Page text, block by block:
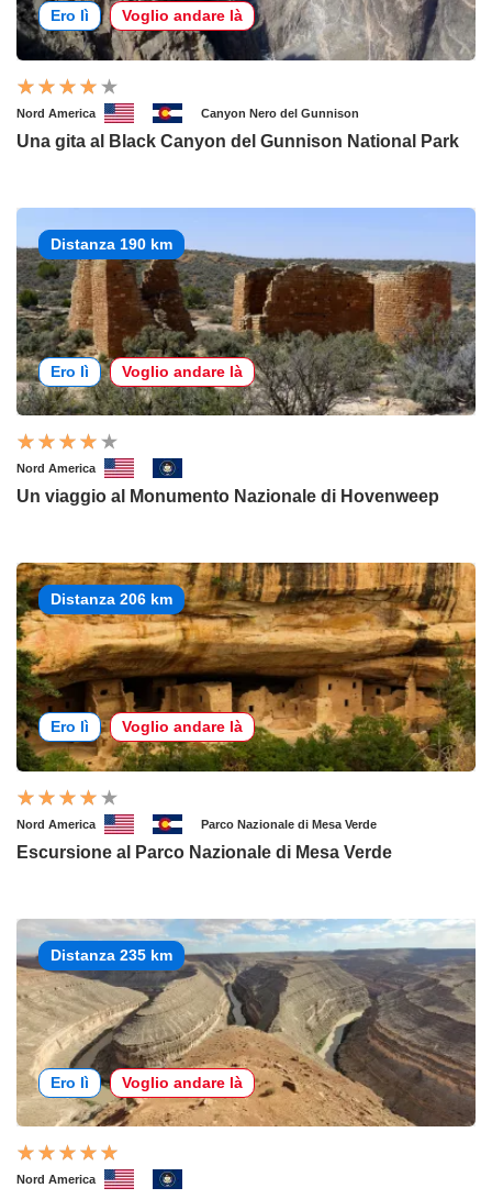
Ero lì Voglio andare là
Nord America Canyon Nero del Gunnison
Una gita al Black Canyon del Gunnison National Park
Distanza 190 km
Ero lì Voglio andare là
Nord America
Un viaggio al Monumento Nazionale di Hovenweep
Distanza 206 km
Ero lì Voglio andare là
Nord America Parco Nazionale di Mesa Verde
Escursione al Parco Nazionale di Mesa Verde
Distanza 235 km
Ero lì Voglio andare là
Nord America